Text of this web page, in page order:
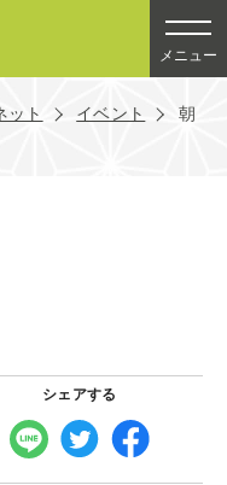
メニュー
ット イベント
朝
シェアする